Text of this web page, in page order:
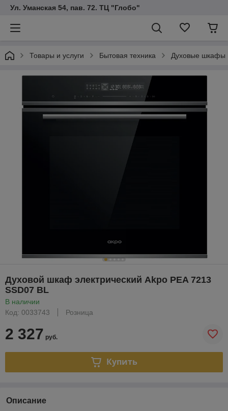
Ул. Уманская 54, пав. 72. ТЦ "Глобо"
Товары и услуги Бытовая техника Духовые шкафы
Духовой шкаф электрический Akpo PEA 7213
SSD07 BL
В наличии
Код: 0033743
Розница
2 327 руб.
Купить
Описание